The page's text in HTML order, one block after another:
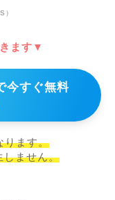
）
ます▼
今すぐ無料
ります。
しません。